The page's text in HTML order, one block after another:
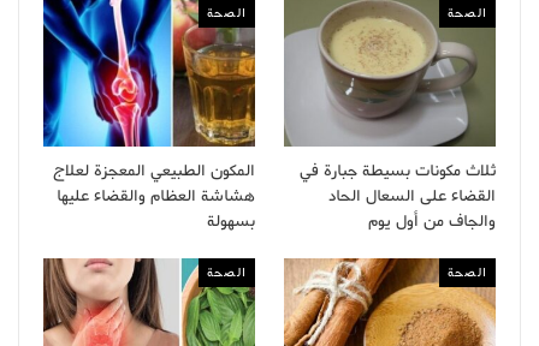
الصحة
ثلاث مكونات بسيطة جبارة في
القضاء على السعال الحاد
والجاف من أول يوم
الصحة
المكون الطبيعي المعجزة لعلاج
هشاشة العظام والقضاء عليها
بسهولة
الصحة الصحة